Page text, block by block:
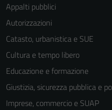
Appalti pubblici
Autorizzazioni
Catasto, urbanistica e SUE
Cultura e tempo libero
Educazione e formazione
Giustizia, sicurezza pubblica e
Imprese, commercio e SUAP